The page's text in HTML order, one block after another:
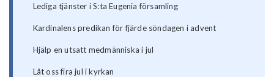
Lediga tjänster i S:ta Eugenia församling
Kardinalens predikan för fjärde söndagen i advent
Hjälp en utsatt medmänniska i jul
Låt oss fira jul i kyrkan